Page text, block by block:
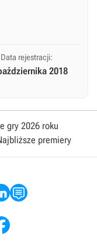
Data rejestracji:
2018
gry 2026 roku
premiery